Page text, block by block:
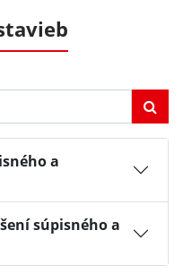
a
súpisného a